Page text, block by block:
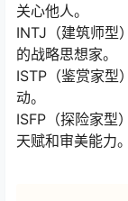
关心他人。
INTJ（建筑师型
的战略思想家。
ISTP（鉴赏家型
动。
ISFP（探险家型
天赋和审美能力。